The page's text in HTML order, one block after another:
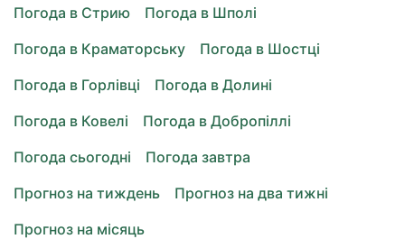
Погода в Стрию
Погода в Шполі
Погода в Краматорську
Погода в Шостці
Погода в Горлівці
Погода в Долині
Погода в Ковелі
Погода в Добропіллі
Погода сьогодні
Погода завтра
Прогноз на тиждень
Прогноз на два тижні
Прогноз на місяць